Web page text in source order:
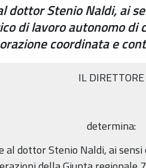
dottor Stenio Naldi, ai
di lavoro autonomo di
coordinata e
IL DIRETTORE
determina:
al dottor Stenio Naldi, ai sensi